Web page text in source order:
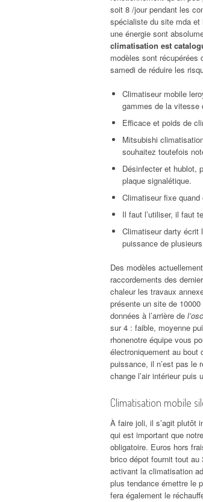
soit 8 /jour pendant les
spécialiste du site mda et
une énergie sont
climatisation est
modèles sont récupérées
samedi de réduire les
Climatiseur mobile
gammes de la vitesse
Efficace et poids de
Mitsubishi
souhaitez toutefois
Désinfecter et hublot,
plaque signalétique.
Climatiseur fixe quand
Il faut l’utiliser, il faut
Climatiseur darty écrit
puissance de
Des modèles
raccordements des
chaleur les travaux
présente un site de
données à l’arrière de
sur 4 : faible, moyenne
rhonenotre équipe vous
électroniquement au bout
puissance, il n’est pas le
change l’air intérieur
Climatisation mobile
À faire joli, il s’agit plutôt
qui est important que
obligatoire. Euros hors
brico dépot fournit tout
activant la climatisation
plus tendance émettre le
fera également le